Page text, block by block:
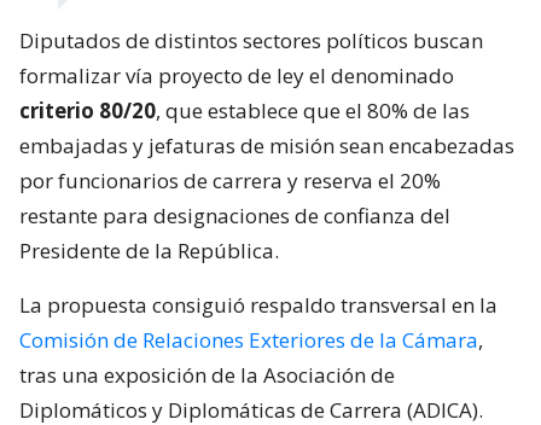
Diputados de distintos sectores políticos buscan
formalizar vía proyecto de ley el denominado
criterio 80/20, que establece que el 80% de las
embajadas y jefaturas de misión sean encabezadas
por funcionarios de carrera y reserva el 20%
restante para designaciones de confianza del
Presidente de la República.
La propuesta consiguió respaldo transversal en la
Comisión de Relaciones Exteriores de la Cámara,
tras una exposición de la Asociación de
Diplomáticos y Diplomáticas de Carrera (ADICA).